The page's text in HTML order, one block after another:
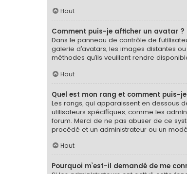
Haut
Comment puis-je afficher un avatar ?
Dans le panneau de contrôle de
galerie d’avatars, les images distantes
méthodes qu’ils veuillent rendre
Haut
Quel est mon rang et comment puis-
Les rangs, qui apparaissent en dessous
utilisateurs spécifiques, comme les
forum. Merci de ne pas abuser de ce
procédé et un administrateur ou un
Haut
Pourquoi m’est-il demandé de me